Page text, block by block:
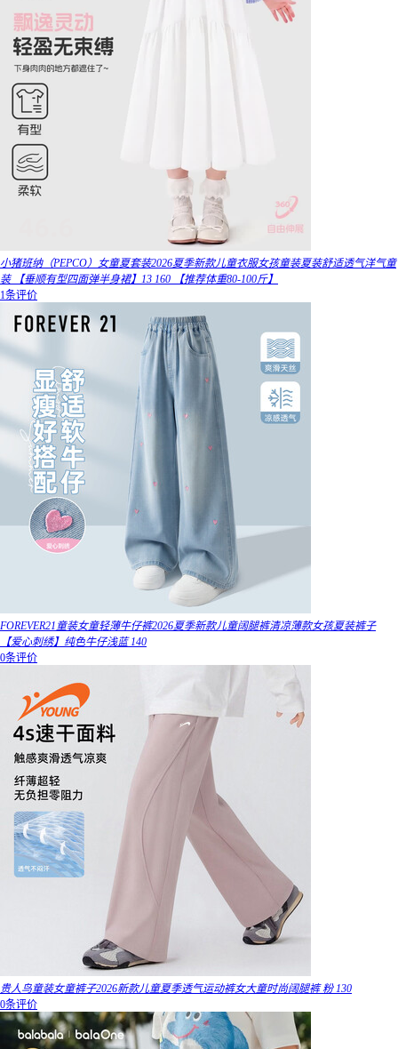
小猪班纳（PEPCO）女童夏套装2026夏季新款儿童衣服女孩童装夏装舒适透气洋气童
装 【垂顺有型四面弹半身裙】13 160 【推荐体重80-100斤】
1条评价
FOREVER21童装女童轻薄牛仔裤2026夏季新款儿童阔腿裤清凉薄款女孩夏装裤子
【爱心刺绣】纯色牛仔浅蓝 140
0条评价
贵人鸟童装女童裤子2026新款儿童夏季透气运动裤女大童时尚阔腿裤 粉 130
0条评价